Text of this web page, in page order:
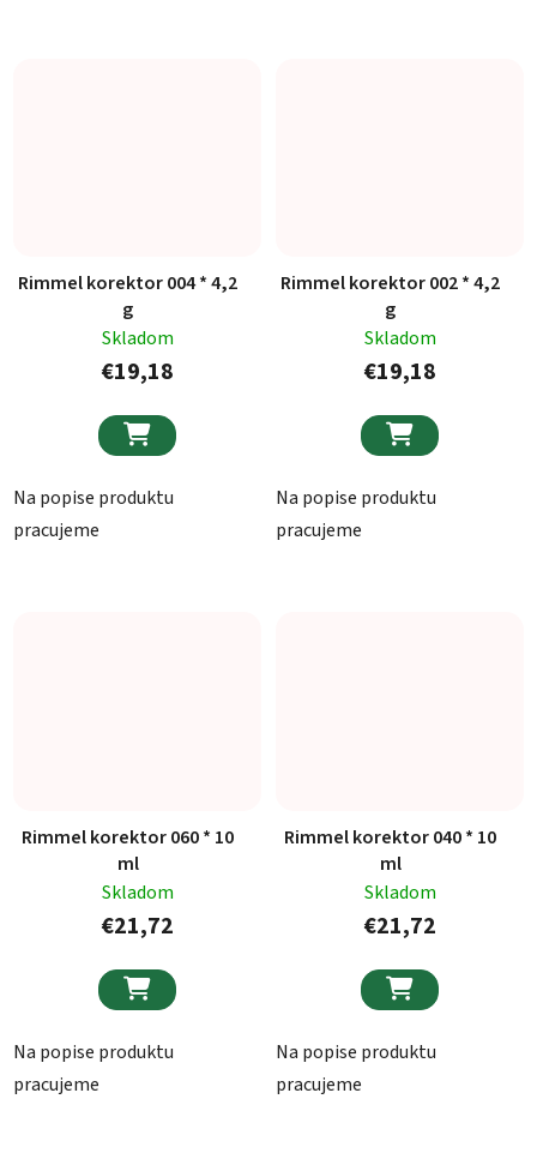
Rimmel korektor 004 * 4,2
g
Skladom
€19,18

Na popise produktu
pracujeme
Rimmel korektor 002 * 4,2
g
Skladom
€19,18

Na popise produktu
pracujeme
Rimmel korektor 060 * 10
ml
Skladom
€21,72

Na popise produktu
pracujeme
Rimmel korektor 040 * 10
ml
Skladom
€21,72

Na popise produktu
pracujeme